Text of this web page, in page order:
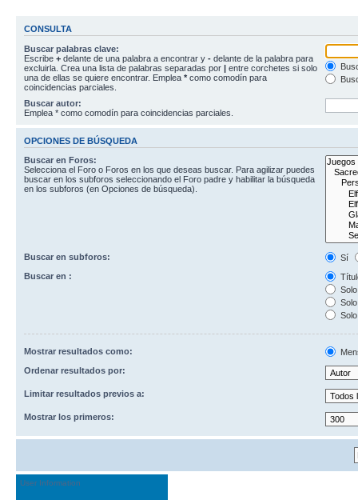
CONSULTA
Buscar palabras clave:
Escribe + delante de una palabra a encontrar y - delante de la palabra para
excluirla. Crea una lista de palabras separadas por | entre corchetes si solo
una de ellas se quiere encontrar. Emplea * como comodín para
coincidencias parciales.
Buscar autor:
Emplea * como comodín para coincidencias parciales.
OPCIONES DE BÚSQUEDA
Buscar en Foros:
Selecciona el Foro o Foros en los que deseas buscar. Para agilizar puedes
buscar en los subforos seleccionando el Foro padre y habilitar la búsqueda
en los subforos (en Opciones de búsqueda).
Buscar en subforos:
Sí
Buscar en :
Mostrar resultados como:
Ordenar resultados por:
Limitar resultados previos a:
Mostrar los primeros:
User Information